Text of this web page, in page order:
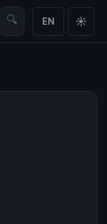
🔍 EN ☀